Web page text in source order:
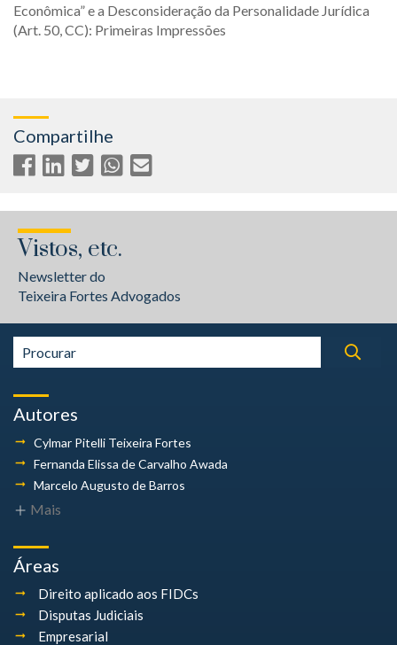
Econômica” e a Desconsideração da Personalidade Jurídica
(Art. 50, CC): Primeiras Impressões
Compartilhe
Vistos, etc.
Newsletter do
Teixeira Fortes Advogados
Autores
Cylmar Pitelli Teixeira Fortes
Fernanda Elissa de Carvalho Awada
Marcelo Augusto de Barros
Mais
Áreas
Direito aplicado aos FIDCs
Disputas Judiciais
Empresarial